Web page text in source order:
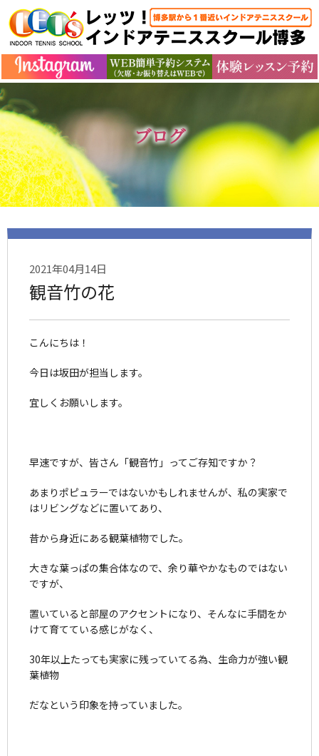
ブログ
2021年04月14日
観音竹の花
こんにちは！
今日は坂田が担当します。
宜しくお願いします。
早速ですが、皆さん「観音竹」ってご存知ですか？
あまりポピュラーではないかもしれませんが、私の実家で
はリビングなどに置いてあり、
昔から身近にある観葉植物でした。
大きな葉っぱの集合体なので、余り華やかなものではない
ですが、
置いていると部屋のアクセントになり、そんなに手間をか
けて育てている感じがなく、
30年以上たっても実家に残っていてる為、生命力が強い観
葉植物
だなという印象を持っていました。